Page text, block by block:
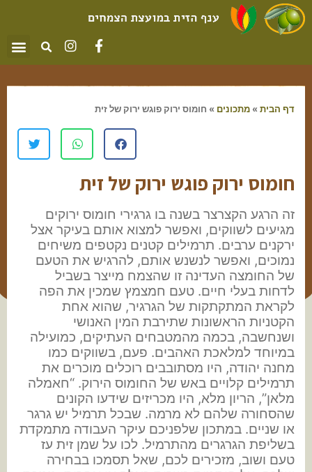
דף הבית » מתכונים » חומוס ירוק פוגש ירוק של זית
חומוס ירוק פוגש ירוק של זית
זה הרגע הקצרצר בשנה בו גרגירי חומוס ירוקים
מגיעים לשווקים, ואפשר למצוא אותם בעיקר אצל
ירקנים ערבים. תרמילים קטנים נקטפים משיחים
נמוכים, ואפשר לנשנש אותם, להרגיש את הטעם
של החומצה העדינה זו שהצמח מייצר בשביל
לדחות בעלי חיים. טעם חמצמץ שמכין את הפה
לקראת המתקתקות של הגרגיר, שהוא אחת
הקטניות הראשונות שתירבת המין האנושי
ושנחשבה, בכמה מהמטבחים העתיקים, כמועילה
במיוחד למלאכת האהבים. פעם, בשווקים כמו
מחנה יהודה, היו מסתובבים רוכלים מוכרים את
תרמילים קלויים באש של החומוס הירוק. “חאמלה
מלאן”, הריון מלא, היו מכריזים שידעו הקונים
שהסחורה שלהם לא מרמה. שבכל תרמיל יש גרגר
או שניים. במתכון שלפניכם עיקר העבודה מתמקדת
בשליפת הגרגרים מהתרמיל. לכו על שמן זית עז
טעם ושוב, מזכירים לכם, שאל תסמכו בבחירה